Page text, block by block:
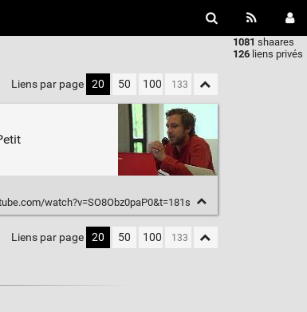
1081 shaares
126 liens privés
or
Liens par page 20 50 100
watch?v=SO8Obz0paP0&t=181s
Liens par page 20 50 100